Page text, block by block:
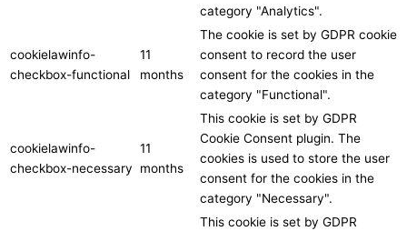
category "Analytics".
cookielawinfo-
checkbox-functional
11
months
The cookie is set by GDPR cookie
consent to record the user
consent for the cookies in the
category "Functional".
cookielawinfo-
checkbox-necessary
11
months
This cookie is set by GDPR
Cookie Consent plugin. The
cookies is used to store the user
consent for the cookies in the
category "Necessary".
This cookie is set by GDPR